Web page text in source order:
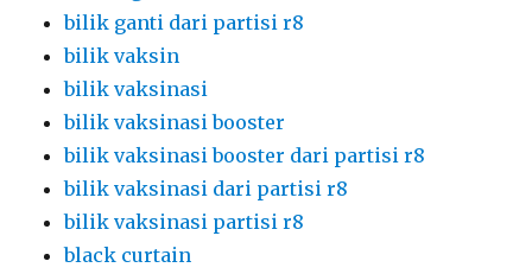
bilik ganti dari partisi r8
bilik vaksin
bilik vaksinasi
bilik vaksinasi booster
bilik vaksinasi booster dari partisi r8
bilik vaksinasi dari partisi r8
bilik vaksinasi partisi r8
black curtain